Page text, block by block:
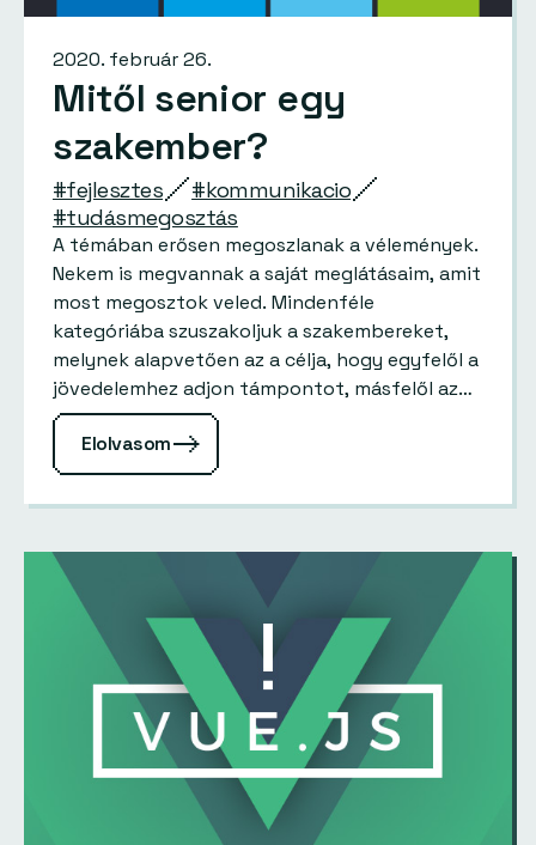
2020. február 26.
Mitől senior egy
szakember?
#fejlesztes
#kommunikacio
#tudásmegosztás
A témában erősen megoszlanak a vélemények.
Nekem is megvannak a saját meglátásaim, amit
most megosztok veled. Mindenféle
kategóriába szuszakoljuk a szakembereket,
melynek alapvetően az a célja, hogy egyfelől a
jövedelemhez adjon támpontot, másfelől az
egyén a saját tudásszintjét meg tudja
határozni, és persze mindezeken…
Elolvasom